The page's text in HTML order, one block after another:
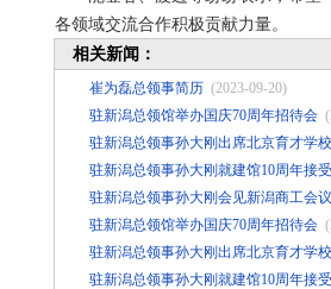
各领域交流合作积极贡献力量。
相关新闻：
崔为磊总领事简历 (2023-09-20)
驻新潟总领馆举办国庆70周年招待会
驻新潟总领事孙大刚出席北京育才学
驻新潟总领事孙大刚就建馆10周年接
驻新潟总领事孙大刚会见新潟商工会
驻新潟总领馆举办国庆70周年招待会
驻新潟总领事孙大刚出席北京育才学
驻新潟总领事孙大刚就建馆10周年接